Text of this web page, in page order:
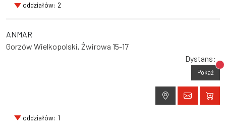
oddziałów: 2
ANMAR
Gorzów Wielkopolski, Żwirowa 15-17
Dystans:
Pokaż
oddziałów: 1